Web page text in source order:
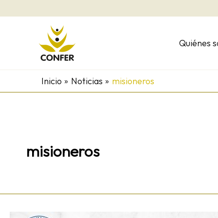
al
Quiénes
Inicio Noticias misioneros
misioneros